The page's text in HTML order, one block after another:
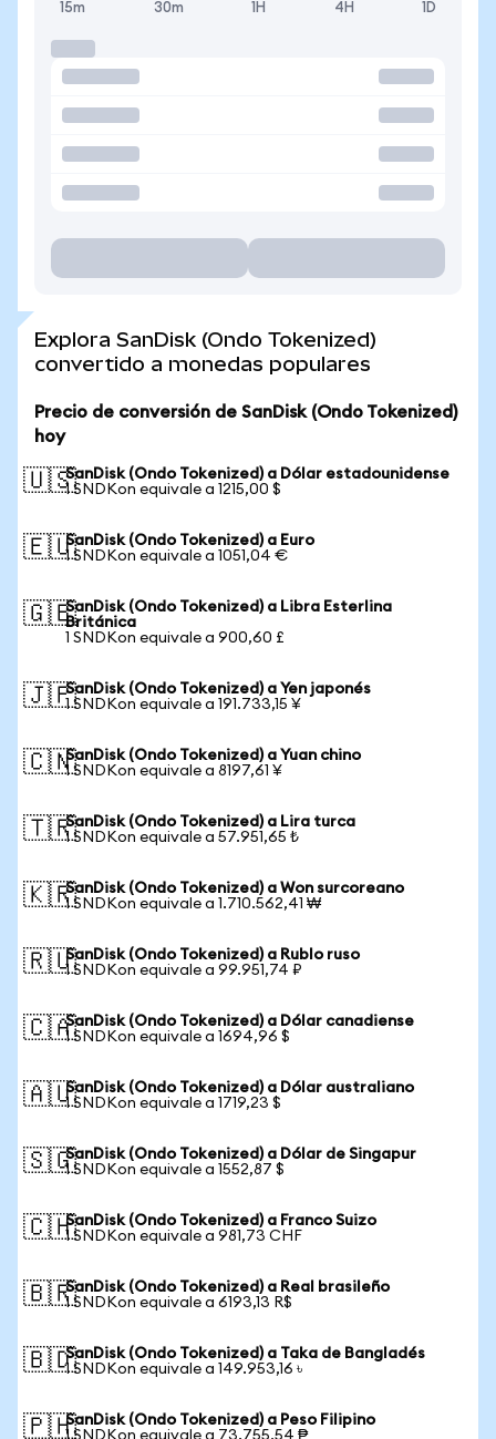
15m 30m 1H 4H 1D
Explora SanDisk (Ondo Tokenized)
convertido a monedas populares
Precio de conversión de SanDisk (Ondo Tokenized)
hoy
🇺🇸SanDisk (Ondo Tokenized) a Dólar estadounidense
1 SNDKon equivale a 1215,00 $
🇪🇺SanDisk (Ondo Tokenized) a Euro
1 SNDKon equivale a 1051,04 €
🇬🇧SanDisk (Ondo Tokenized) a Libra Esterlina
Británica
1 SNDKon equivale a 900,60 £
🇯🇵SanDisk (Ondo Tokenized) a Yen japonés
1 SNDKon equivale a 191.733,15 ¥
🇨🇳SanDisk (Ondo Tokenized) a Yuan chino
1 SNDKon equivale a 8197,61 ¥
🇹🇷SanDisk (Ondo Tokenized) a Lira turca
1 SNDKon equivale a 57.951,65 ₺
🇰🇷SanDisk (Ondo Tokenized) a Won surcoreano
1 SNDKon equivale a 1.710.562,41 ₩
🇷🇺SanDisk (Ondo Tokenized) a Rublo ruso
1 SNDKon equivale a 99.951,74 ₽
🇨🇦SanDisk (Ondo Tokenized) a Dólar canadiense
1 SNDKon equivale a 1694,96 $
🇦🇺SanDisk (Ondo Tokenized) a Dólar australiano
1 SNDKon equivale a 1719,23 $
🇸🇬SanDisk (Ondo Tokenized) a Dólar de Singapur
1 SNDKon equivale a 1552,87 $
🇨🇭SanDisk (Ondo Tokenized) a Franco Suizo
1 SNDKon equivale a 981,73 CHF
🇧🇷SanDisk (Ondo Tokenized) a Real brasileño
1 SNDKon equivale a 6193,13 R$
🇧🇩SanDisk (Ondo Tokenized) a Taka de Bangladés
1 SNDKon equivale a 149.953,16 ৳
🇵🇭SanDisk (Ondo Tokenized) a Peso Filipino
1 SNDKon equivale a 73.755,54 ₱